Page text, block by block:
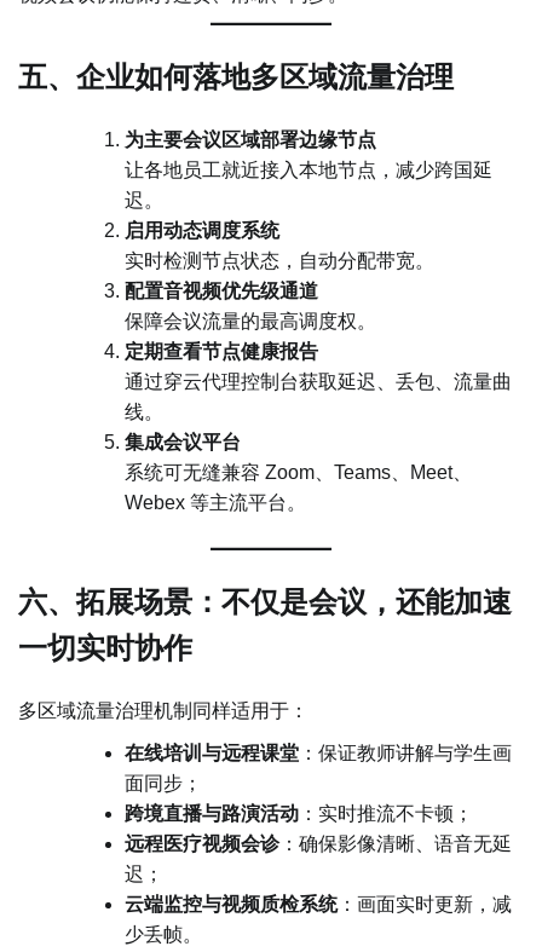
五、企业如何落地多区域流量治理
为主要会议区域部署边缘节点
让各地员工就近接入本地节点，减少跨国延
迟。
启用动态调度系统
实时检测节点状态，自动分配带宽。
配置音视频优先级通道
保障会议流量的最高调度权。
定期查看节点健康报告
通过穿云代理控制台获取延迟、丢包、流量曲
线。
集成会议平台
系统可无缝兼容 Zoom、Teams、Meet、
Webex 等主流平台。
六、拓展场景：不仅是会议，还能加速
一切实时协作
多区域流量治理机制同样适用于：
在线培训与远程课堂 ：保证教师讲解与学生画
面同步；
跨境直播与路演活动 ：实时推流不卡顿；
远程医疗视频会诊：确保影像清晰、语音无延
迟；
云端监控与视频质检系统：画面实时更新，减
少丢帧。